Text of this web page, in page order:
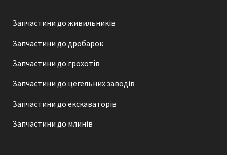
Запчастини до живильників
Запчастини до дробарок
Запчастини до грохотів
Запчастини до цегельних заводів
Запчастини до екскаваторів
Запчастини до млинів